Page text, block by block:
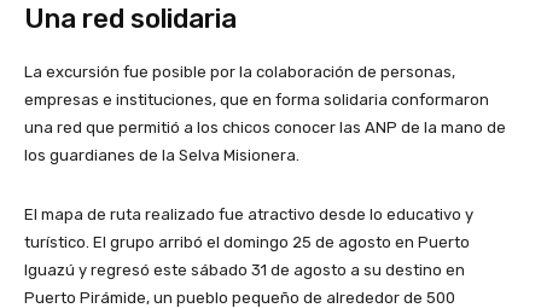
Una red solidaria
La excursión fue posible por la colaboración de personas,
empresas e instituciones, que en forma solidaria conformaron
una red que permitió a los chicos conocer las ANP de la mano de
los guardianes de la Selva Misionera.
El mapa de ruta realizado fue atractivo desde lo educativo y
turístico. El grupo arribó el domingo 25 de agosto en Puerto
Iguazú y regresó este sábado 31 de agosto a su destino en
Puerto Pirámide, un pueblo pequeño de alrededor de 500